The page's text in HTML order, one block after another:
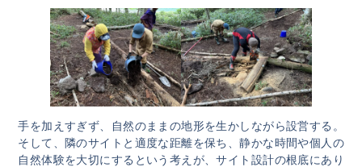
手を加えすぎず、自然のままの地形を生かしながら設営する。
そして、隣のサイトと適度な距離を保ち、静かな時間や個人の
自然体験を大切にするという考えが、サイト設計の根底にあり